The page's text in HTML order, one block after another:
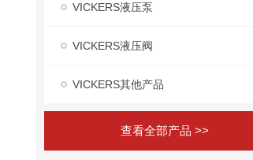
VICKERS液压泵
VICKERS液压阀
VICKERS其他产品
查看全部产品 >>